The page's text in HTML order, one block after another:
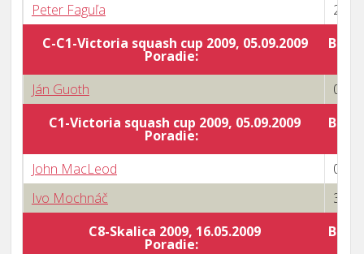
Peter Faguľa
2 : 3
C-C1-Victoria squash cup 2009, 05.09.2009
Poradie:
Ján Guoth
0 : 3
C1-Victoria squash cup 2009, 05.09.2009
Poradie:
John MacLeod
0 : 3
Ivo Mochnáč
3 : 0
C8-Skalica 2009, 16.05.2009
Poradie: